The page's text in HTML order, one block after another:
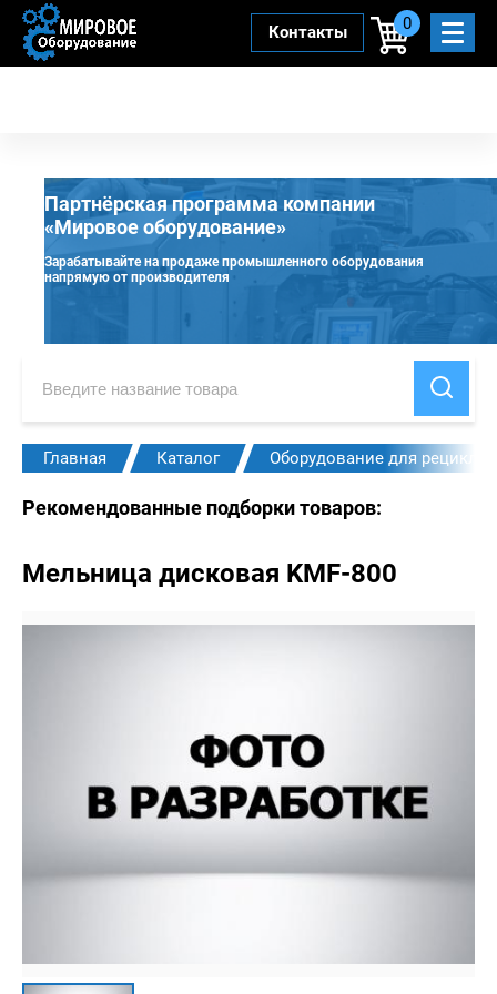
Контакты 0
Партнёрская программа компании
«Мировое оборудование»
Зарабатывайте на продаже промышленного оборудования
напрямую от производителя
Главная Каталог Оборудование для
Рекомендованные подборки товаров:
Мельница дисковая KMF-800